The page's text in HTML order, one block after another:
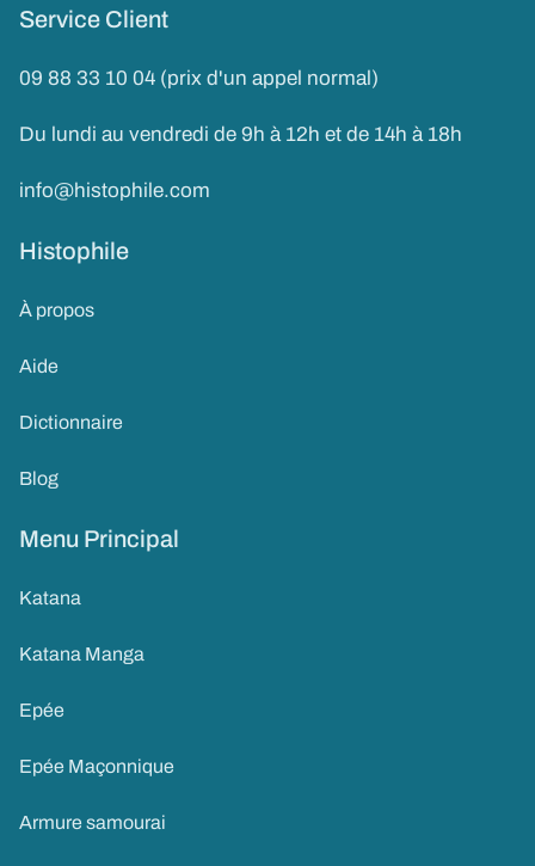
Service Client
09 88 33 10 04 (prix d'un appel normal)
Du lundi au vendredi de 9h à 12h et de 14h à 18h
info@histophile.com
Histophile
À propos
Aide
Dictionnaire
Blog
Menu Principal
Katana
Katana Manga
Epée
Epée Maçonnique
Armure samourai